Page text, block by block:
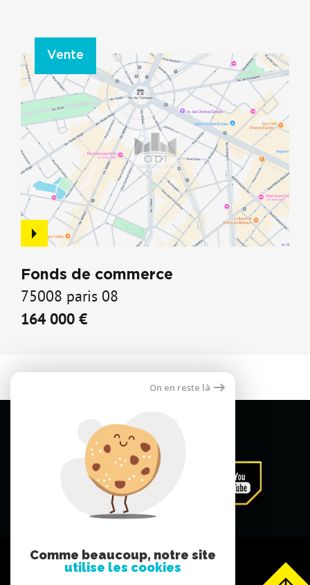
Vente
Fonds de commerce
75008 paris 08
164 000 €
On en reste là
Comme beaucoup, notre site
utilise les cookies